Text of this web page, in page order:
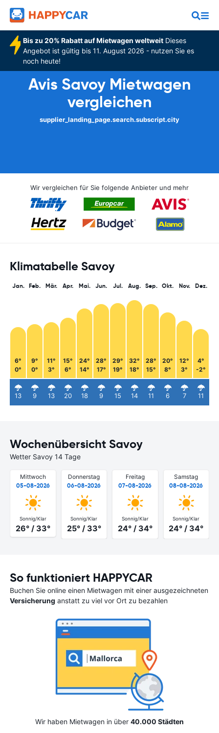
Bis zu 20% Rabatt auf Mietwagen weltweitDieses
Angebot ist gültig bis 11. August 2026 - nutzen Sie es
noch heute!
Avis Savoy Mietwagen
vergleichen
supplier_landing_page.search.subscript.city
Wir vergleichen für Sie folgende Anbieter und mehr
Klimatabelle Savoy
Jan.
6°
0°
13
Feb.
9°
0°
9
Mär.
11°
3°
13
Apr.
15°
6°
20
Mai.
24°
14°
18
Jun.
28°
17°
9
Jul.
29°
19°
15
Aug.
32°
18°
14
Sep.
28°
15°
11
Okt.
20°
8°
6
Nov.
12°
3°
7
Dez.
4°
-2°
11
Wochenübersicht Savoy
Wetter Savoy 14 Tage
Mittwoch
05-08-2026
Sonnig/Klar
26° / 33°
Donnerstag
06-08-2026
Sonnig/Klar
25° / 33°
Freitag
07-08-2026
Sonnig/Klar
24° / 34°
Samstag
08-08-2026
Sonnig/Klar
24° / 34°
So funktioniert HAPPYCAR
Buchen Sie online einen Mietwagen mit einer ausgezeichneten
Versicherung anstatt zu viel vor Ort zu bezahlen
Wir haben Mietwagen in über 40.000 Städten